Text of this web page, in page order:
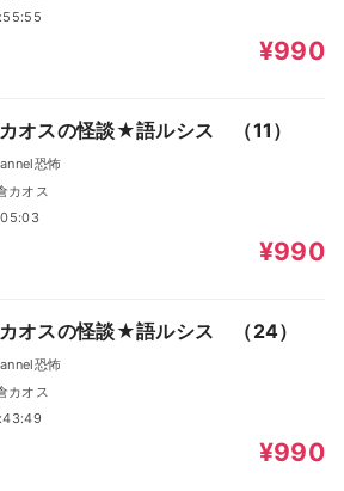
¥990
オスの怪談★語ルシス （11）
恐怖
カオス
¥990
オスの怪談★語ルシス （24）
恐怖
カオス
¥990